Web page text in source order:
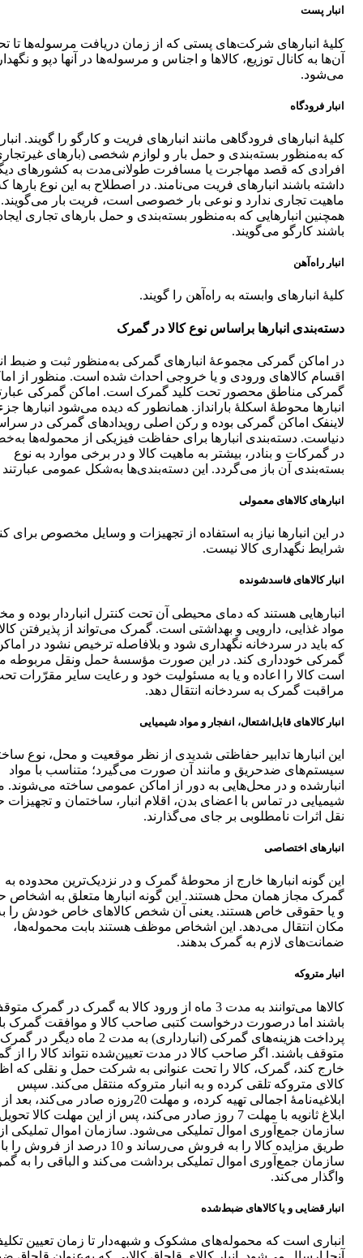
انبار پست
کلیۀ انبارهای شرکت‌های پستی که از زمان دریافت مرسوله‌ها تا
آن‌ها به کانال توزیع، کالاها و اجناس و مرسوله‌ها در آنها دپو و
می‌شود.
انبار فرودگاه
کلیۀ انبارهای فرودگاهی مانند انبارهای فریت و کارگو را گویند.
که به‌منظور بسته‌بندی و حمل بار و لوازم شخصی (بارهای
افرادی که قصد مهاجرت یا مسافرت طولانی‌مدت به کشور‌های
داشته باشند انبارهای فریت می‌نامند. در اصطلاح به این نوع بارها
ماهیت تجاری ندارد و نوعی بار خصوصی است، فریت بار می‌گویند.
همچنین انبارهایی که به‌منظور بسته‌بندی و حمل بارهای تجاری
باشند کارگو می‌گویند.
انبار راه‌آهن
کلیۀ انبارهای وابسته به راه‌آهن را گویند.
دسته‌بندی انبارها براساس نوع کالا در گمرک
در اماکن گمرکی مجموعۀ انبارهای گمرکی به‌منظور ثبت و ضبط
اقسام کالاهای ورودی و یا خروجی احداث شده است. منظور از
گمرکی مناطق محصور تحت کلید گمرک است. اماکن گمرکی
انبارها محوطۀ اسکلۀ بارانداز. همانطور که دیده می‌شود انبارها
لاینفک اماکن گمرکی بوده و رکن اصلی رویدادهای گمرکی در
دنیاست. دسته‌بندی انبارها برای حفاظت فیزیکی از محموله‌ها
در گمرکات و بنادر، بیشتر به ماهیت کالا و در برخی موارد به نوع
بسته‌بندی آن باز می‌گردد. این دسته‌بندی‌ها به‌شکل عمومی عبارتند
انبارهای کالاهای معمولی
در این انبارها نیاز به استفاده از تجهیزات و وسایل مخصوص برای
شرایط نگهداری کالا نیست.
انبار کالاهای فاسدشونده
انبارهایی هستند که دمای محیطی آن تحت کنترل انباردار بوده و
مواد غذایی، دارویی و بهداشتی است. گمرک می‌تواند از پذیرفتن
که باید در سردخانه نگهداری شود و بلافاصله ترخیص نشود در
گمرکی خودداری کند. در این صورت مؤسسۀ حمل ونقل مربوطه
است کالا را اعاده و یا به مسئولیت خود و رعایت سایر مقرّرات
مراقبت گمرک به سردخانه انتقال دهد.
انبار کالاهای قابل‌اشتعال، انفجار و مواد شیمیایی
این انبار‌ها تدابیر حفاظتی شدیدی از نظر موقعیت و محل، نوع
سیستم‌های ضدحریق و مانند آن صورت می‌گیرد؛ متناسب با مواد
انبارشده و در محل‌هایی به دور از اماکن عمومی ساخته می‌شوند.
شیمیایی در تماس با اعضای بدن، اقلام انبار، ساختمان و
نقل اثرات نامطلوبی بر جای می‌گذارند.
انبارهای اختصاصی
این گونه انبارها خارج از محوطۀ گمرک و در نزدیک‌ترین محدوده به
گمرک مجاز همان محل هستند. این گونه انبارها متعلق به اشخاص
و یا حقوقی خاص هستند. یعنی آن شخص کالاهای خاص خودش را
مکان انتقال می‌دهد. این اشخاص موظف هستند بابت محموله‌ها،
ضمانت‌های لازم به گمرک بدهند.
انبار متروکه
کالاها می‌توانند به مدت 3 ماه از ورود کالا به گمرک در گمرک
باشند اما درصورت درخواست کتبی صاحب کالا و موافقت گمرک
پرداخت هزینه‌های گمرکی (انبارداری) به مدت 2 ماه دیگر در گمرک
متوقف باشند. اگر صاحب کالا در مدت تعیین‌شده نتواند کالا را از
خارج کند، گمرک، کالا را تحت عنوانی به شرکت حمل و نقلی که
کالای متروکه تلقی کرده و به انبار متروکه منتقل می‌کند. سپس
ابلاغیه‌نامۀ اجمالی تهیه کرده، و مهلت 20روزه صادر می‌کند،
ابلاغ ثانویه با مهلت 7 روز صادر می‌کند، پس از این مهلت کالا
سازمان جمع‌آوری اموال تملیکی می‌شود. سازمان اموال تملیکی
طریق مزایده کالا را به فروش می‌رساند و 10 درصد از
سازمان جمع‌آوری اموال تملیکی برداشت می‌کند و الباقی را به
واگذار می‌کند.
انبار قضایی و یا کالاهای ضبط‌شده
انباری است که محموله‌های مشکوک و شبهه‌دار تا زمان تعیین